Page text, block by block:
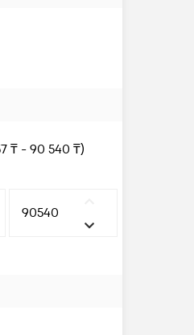
₸ - 90 540 ₸)